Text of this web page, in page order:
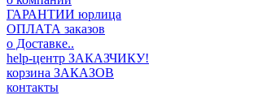
ГАРАНТИИ юрлица
ОПЛАТА заказов
о Доставке..
help-центр ЗАКАЗЧИКУ!
корзина ЗАКАЗОВ
контакты